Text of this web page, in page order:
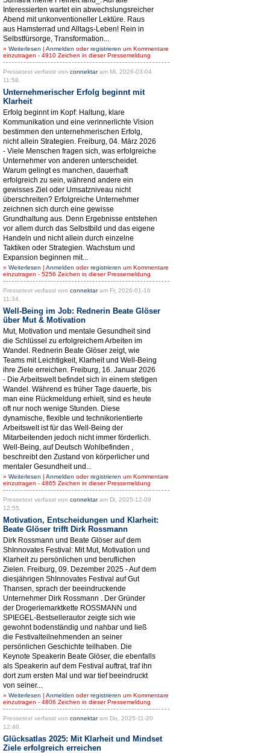
Interessierten wartet ein abwechslungsreicher
Abend mit unkonventioneller Lektüre. Raus
aus Hamsterrad und Alltags-Leben! Rein in
Selbstfürsorge, Transformation...
» Weiterlesen | Anmelden oderregistrieren um Kommentare
einzutragen - 4910 Zeichen in dieser Pressemeldung
Pressetext verfasst von connektaram Mi, 2026-03-04
11:58.
Unternehmerischer Erfolg beginnt mit
Klarheit
Erfolg beginnt im Kopf: Haltung, klare
Kommunikation und eine verinnerlichte Vision
bestimmen den unternehmerischen Erfolg,
nicht allein Strategien. Freiburg, 04. März 2026
- Viele Menschen fragen sich, was erfolgreiche
Unternehmer von anderen unterscheidet.
Warum gelingt es manchen, dauerhaft
erfolgreich zu sein, während andere ein
gewisses Ziel oder Umsatzniveau nicht
überschreiten? Erfolgreiche Unternehmer
zeichnen sich durch eine gewisse
Grundhaltung aus. Denn Ergebnisse entstehen
vor allem durch das Selbstbild und das eigene
Handeln und nicht allein durch einzelne
Taktiken oder Strategien. Wachstum und
Expansion beginnen mit...
» Weiterlesen | Anmelden oderregistrieren um Kommentare
einzutragen - 5256 Zeichen in dieser Pressemeldung
Pressetext verfasst von connektaram Fr, 2026-01-16
11:34.
Well-Being im Job: Rednerin Beate Glöser
über Mut & Motivation
Mut, Motivation und mentale Gesundheit sind
die Schlüssel zu erfolgreichem Arbeiten im
Wandel. Rednerin Beate Glöser zeigt, wie
Teams mit Leichtigkeit, Klarheit und Well-Being
ihre Ziele erreichen. Freiburg, 16. Januar 2026
- Die Arbeitswelt befindet sich in einem stetigen
Wandel. Während es früher Tage dauerte, bis
man eine Rückmeldung erhielt, sind es heute
oft nur noch wenige Stunden. Diese
dynamische, flexible und technikorientierte
Arbeitswelt ist für das Well-Being der
Mitarbeitenden jedoch nicht immer förderlich.
Well-Being, auf Deutsch Wohlbefinden ,
beschreibt den Zustand von körperlicher und
mentaler Gesundheit und...
» Weiterlesen | Anmelden oderregistrieren um Kommentare
einzutragen - 4865 Zeichen in dieser Pressemeldung
Pressetext verfasst von connektaram Di, 2025-12-09
12:55.
Motivation, Entscheidungen und Klarheit:
Beate Glöser trifft Dirk Rossmann
Dirk Rossmann und Beate Glöser auf dem
ShInnovates Festival: Mit Mut, Motivation und
Klarheit zu persönlichen und beruflichen
Zielen. Freiburg, 09. Dezember 2025 - Auf dem
diesjährigen ShInnovates Festival auf Gut
Thansen, sprach der beeindruckende
Unternehmer Dirk Rossmann . Der Gründer
der Drogeriemarktkette ROSSMANN und
SPIEGEL-Bestsellerautor zeigte sich wie
gewohnt bodenständig und nahbar und ließ
die Festivalteilnehmenden an seiner
persönlichen Geschichte teilhaben. Die
Keynote Speakerin Beate Glöser, die ebenfalls
als Speakerin auf dem Festival auftrat, traf ihn
dort zum ersten Mal und war tief beeindruckt
von seiner...
» Weiterlesen | Anmelden oderregistrieren um Kommentare
einzutragen - 4806 Zeichen in dieser Pressemeldung
Pressetext verfasst von connektaram Do, 2025-11-20
12:40.
Glücksatlas 2025: Mit Klarheit und Mindset
Ziele erfolgreich erreichen